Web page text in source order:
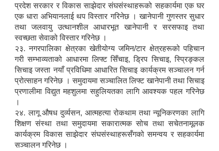
प्रदेश सरकार र विकास साझेदार संघसंस्थाहरूको सहकार्यमा एक घर
एक धारा अभियानलाई थप विस्तार गरिनेछ । खानेपानी गुणस्तर सुधार
तथा जलवायु उत्थानशील आधारभूत खानेपानी र सरसफाइ तथा
स्वच्छता सेवाको विस्तार गरिनेछ ।
२३. नगरपालिका क्षेत्रका खेतीयोग्य जमिन/टार क्षेत्रहरूको पहिचान
गरी सम्भाव्यताको आधारमा लिफ्ट सिँचाइ, ड्रिप सिचाइ, स्प्रिङ्कल
सिचाइ जस्ता नयाँ प्रविधिमा आधारित सिचाइ कार्यक्रम सञ्चालन गर्न
प्रोत्साहन गरिनेछ । समुदायमा सञ्चालित लिफ्ट खानेपानी तथा सिचाइ
प्रणालीमा विद्युत महशुलमा सहुलियतका लागि आवश्यक पहल गरिनेछ
।
२४. लागू औषध दुर्व्यसन, आत्महत्या रोकथाम तथा न्यूनिकरणका लागि
शिक्षण संस्था तथा समुदायमा सकारात्मक सोच तथा सचेतनामूलक
कार्यक्रम विकास साझेदार संघसंस्थाहरूसँगको समन्वय र सहकार्यमा
सञ्चालन गरिनेछ ।